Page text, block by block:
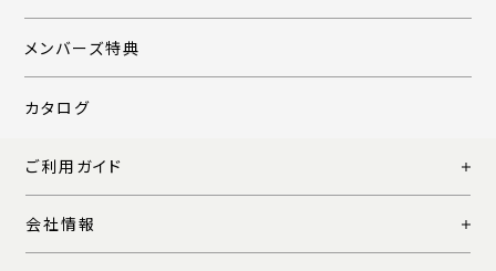
メンバーズ特典
カタログ
ご利用ガイド
会社情報